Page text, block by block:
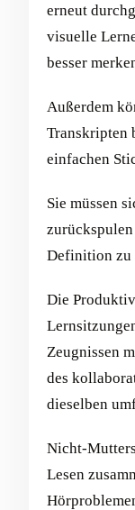
erneut
visuelle
besser
Außerdem
Transkripten
einfachen
Sie müssen
Definition zu
Die
Zeugnissen
des
dieselben
Nicht-
Lesen